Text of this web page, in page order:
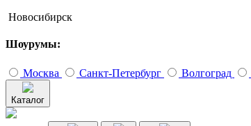
Новосибирск
Шоурумы:
Москва Санкт-Петербург Волгоград
Каталог